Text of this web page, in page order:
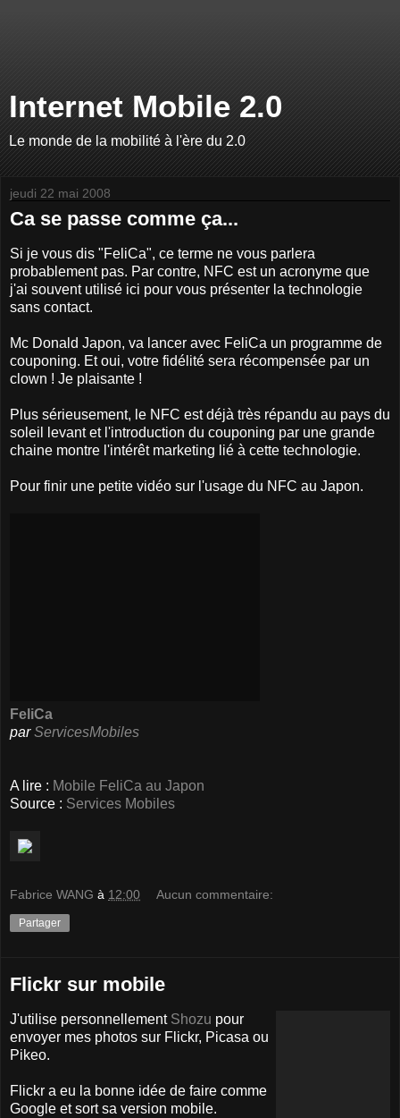
Internet Mobile 2.0
Le monde de la mobilité à l'ère du 2.0
jeudi 22 mai 2008
Ca se passe comme ça...
Si je vous dis "FeliCa", ce terme ne vous parlera
probablement pas. Par contre, NFC est un acronyme que
j'ai souvent utilisé ici pour vous présenter la technologie
sans contact.
Mc Donald Japon, va lancer avec FeliCa un programme de
couponing. Et oui, votre fidélité sera récompensée par un
clown ! Je plaisante !
Plus sérieusement, le NFC est déjà très répandu au pays du
soleil levant et l'introduction du couponing par une grande
chaine montre l'intérêt marketing lié à cette technologie.
Pour finir une petite vidéo sur l'usage du NFC au Japon.
FeliCa
parServicesMobiles
A lire : Mobile FeliCa au Japon
Source : Services Mobiles
Fabrice WANG à 12:00 Aucun commentaire:
Partager
Flickr sur mobile
J'utilise personnellement Shozu pour
envoyer mes photos sur Flickr, Picasa ou
Pikeo.
Flickr a eu la bonne idée de faire comme
Google et sort sa version mobile.